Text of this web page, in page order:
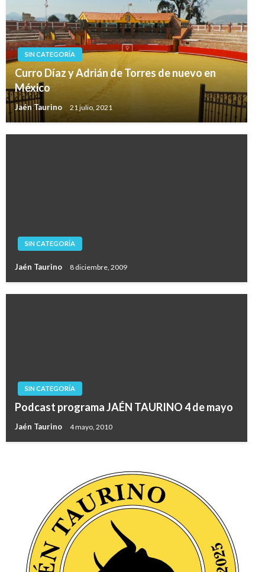
SIN CATEGORÍA
Curro Díaz y Adrián de Torres de nuevo en
México
Jaén Taurino 21 julio, 2021
SIN CATEGORÍA
Jaén Taurino 8 diciembre, 2009
SIN CATEGORÍA
Podcast programa JAÉN TAURINO 4 de mayo
Jaén Taurino 4 mayo, 2010